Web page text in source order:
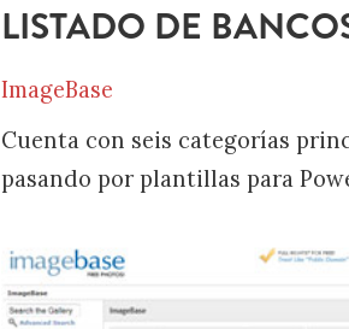
LISTADO DE
ImageBase
Cuenta con seis categorías
pasando por plantillas para